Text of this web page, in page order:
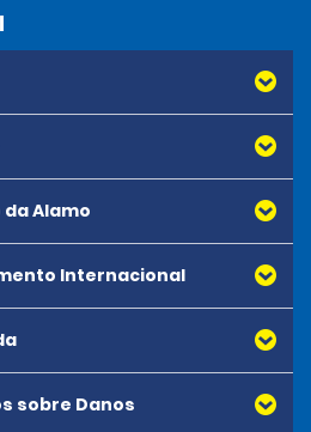
devem cumprir todos os
devem ser apresentadas no
locatário principal.
devem assinar o contrato de
pode ser incluído no contrato na
Alamo
Internacional
sobre Danos